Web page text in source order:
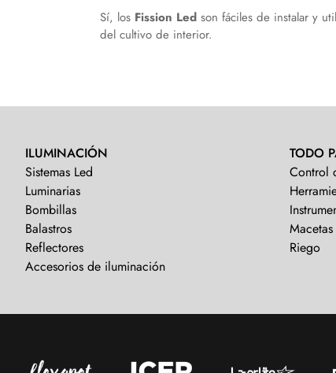
Sí, los Fission Led son fáciles de instalar y
del cultivo de interior.
ILUMINACIÓN
Sistemas Led
Luminarias
Bombillas
Balastros
Reflectores
Accesorios de iluminación
TODO
Control
Riego